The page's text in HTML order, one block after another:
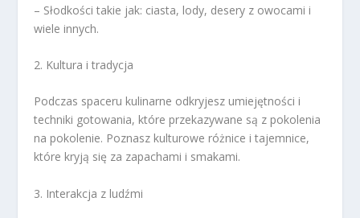
– Słodkości takie jak: ciasta, lody, desery z owocami i
wiele innych.
2. Kultura i tradycja
Podczas spaceru kulinarne odkryjesz umiejętności i
techniki gotowania, które przekazywane są z pokolenia
na pokolenie. Poznasz kulturowe różnice i tajemnice,
które kryją się za zapachami i smakami.
3. Interakcja z ludźmi